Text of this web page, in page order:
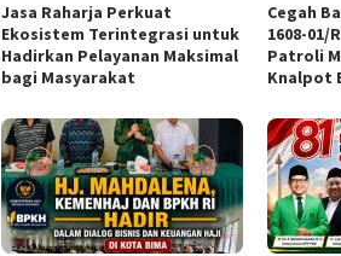
Jasa Raharja Perkuat
Ekosistem Terintegrasi untuk
Hadirkan Pelayanan Maksimal
bagi Masyarakat
Cegah
1608-01/
Patroli
Knalpot